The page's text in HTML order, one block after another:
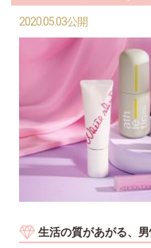
2020.05.03公開
生活の質があがる、男